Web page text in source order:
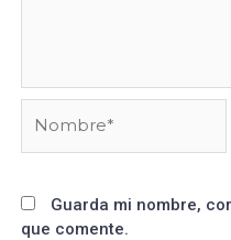
Guarda mi nombre,
que comente.